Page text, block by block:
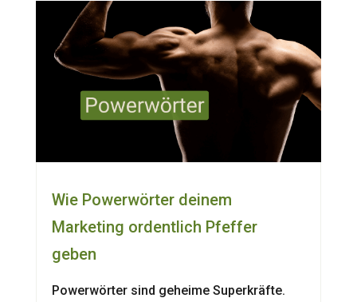
Wie Powerwörter deinem
Marketing ordentlich Pfeffer
geben
Powerwörter sind geheime Superkräfte.